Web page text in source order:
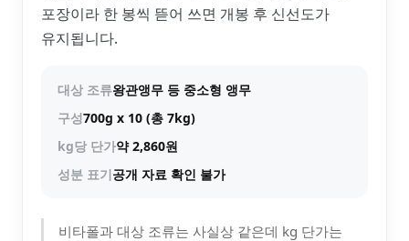
포장이라 한 봉씩 뜯어 쓰면 개봉 후 신선도가
유지됩니다.
대상 조류왕관앵무 등 중소형 앵무
구성700g x 10 (총 7kg)
kg당 단가약 2,860원
성분 표기공개 자료 확인 불가
비타폴과 대상 조류는 사실상 같은데 kg 단가는